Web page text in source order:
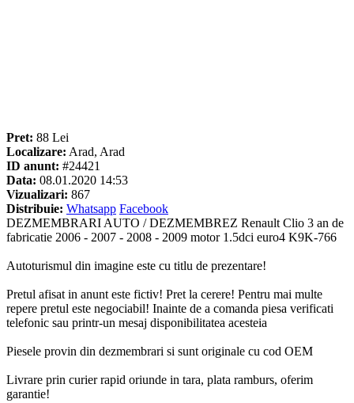
Pret: 88 Lei
Localizare: Arad, Arad
ID anunt: #24421
Data: 08.01.2020 14:53
Vizualizari: 867
Distribuie: Whatsapp Facebook
DEZMEMBRARI AUTO / DEZMEMBREZ Renault Clio 3 an de
fabricatie 2006 - 2007 - 2008 - 2009 motor 1.5dci euro4 K9K-766
Autoturismul din imagine este cu titlu de prezentare!
Pretul afisat in anunt este fictiv! Pret la cerere! Pentru mai multe
repere pretul este negociabil! Inainte de a comanda piesa verificati
telefonic sau printr-un mesaj disponibilitatea acesteia
Piesele provin din dezmembrari si sunt originale cu cod OEM
Livrare prin curier rapid oriunde in tara, plata ramburs, oferim
garantie!